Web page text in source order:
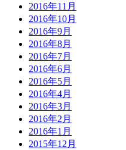
2016年11月
2016年10月
2016年9月
2016年8月
2016年7月
2016年6月
2016年5月
2016年4月
2016年3月
2016年2月
2016年1月
2015年12月